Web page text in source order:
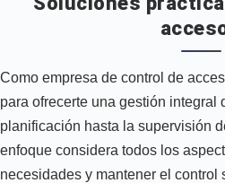
Como empresa de control de
para ofrecerte una gestión integral
planificación hasta la supervisión
enfoque considera todos los
necesidades y mantener el control